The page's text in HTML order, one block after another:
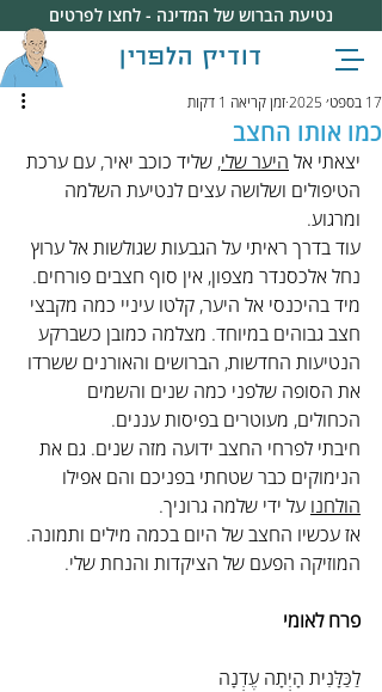
דודיק הלפרין
נטיעת הברוש של המדינה - לחצו לפרטים
כמו אותו החצב
17 בספט׳ 2025 זמן קריאה 1 דקות
יצאתי אל היער שלי, שליד כוכב יאיר, עם ערכת
הטיפולים ושלושה עצים לנטיעת השלמה
ומרגוע.
עוד בדרך ראיתי על הגבעות שגולשות אל ערוץ
נחל אלכסנדר מצפון, אין סוף חצבים פורחים.
מיד בהיכנסי אל היער, קלטו עיניי כמה מקבצי
חצב גבוהים במיוחד. מצלמה כמובן כשברקע
הנטיעות החדשות, הברושים והאורנים ששרדו
את הסופה שלפני כמה שנים והשמים
הכחולים, מעוטרים בפיסות עננים.
חיבתי לפרחי החצב ידועה מזה שנים. גם את
הנימוקים כבר שטחתי בפניכם והם אפילו
הולחנו על ידי שלמה גרוניך.
אז עכשיו החצב של היום בכמה מילים ותמונה.
המוזיקה הפעם של הציקדות והנחת שלי.
פרח לאומי
לַכַּלָּנִית הָיְתָה עֶדְנָה